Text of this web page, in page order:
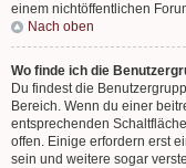
einem nichtöffentlichen
Nach oben
Wo finde ich die
Du findest die
Bereich. Wenn du einer
entsprechenden
offen. Einige erfordern erst
sein und weitere sogar